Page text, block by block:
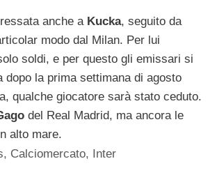
anche a Kucka, seguito da
modo dal Milan. Per lui
soldi, e per questo gli emissari si
dopo la prima settimana di agosto
qualche giocatore sarà stato ceduto.
del Real Madrid, ma ancora le
alto mare.
, Calciomercato, Inter